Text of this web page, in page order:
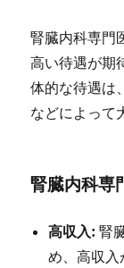
腎臓内科専門
高い待遇が期
体的な待遇は
などによって
腎臓内科専
高収入: 腎
め、高収入